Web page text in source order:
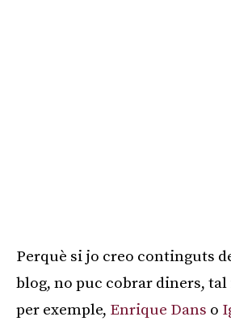
Perquè si jo creo continguts
blog, no puc cobrar diners,
per exemple, Enrique Dans o